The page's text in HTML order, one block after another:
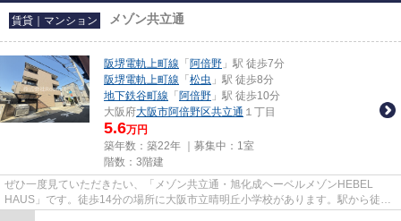
賃貸｜マンション メゾン共立通
阪堺電軌上町線 「 阿倍野 」駅 徒歩7分
阪堺電軌上町線 「 松虫 」駅 徒歩8分
地下鉄谷町線 「 阿倍野 」駅 徒歩10分
大阪府大阪市阿倍野区共立通 １丁目
5.6万円
築年数：築22年 ｜募集中： 1室
階数：3階建
ぜひ一度見ていただきたい、「メゾン共立通・旭化成ヘーベルメゾンHEBEL
HAUS」です。徒歩14分の場所に大阪市立晴明丘小学校があります。駅から徒歩